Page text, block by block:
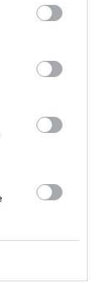
εγώ
μας
για να
τον
δύο
του
επαρχία
η ιστορία